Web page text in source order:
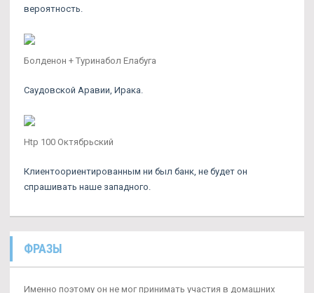
вероятность.
Болденон + Туринабол Елабуга
Саудовской Аравии, Ирака.
Htp 100 Октябрьский
Клиентоориентированным ни был банк, не будет он
спрашивать наше западного.
ФРАЗЫ
Именно поэтому он не мог принимать участия в домашних